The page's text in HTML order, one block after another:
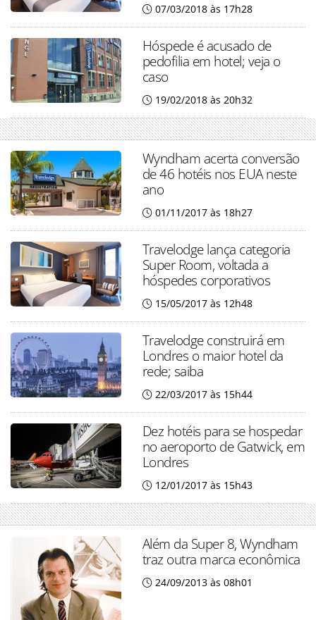
07/03/2018 às 17h28
Hóspede é acusado de
pedofilia em hotel; veja o
caso
19/02/2018 às 20h32
Wyndham acerta conversão
de 46 hotéis nos EUA neste
ano
01/11/2017 às 18h27
Travelodge lança categoria
Super Room, voltada a
hóspedes corporativos
15/05/2017 às 12h48
Travelodge construirá em
Londres o maior hotel da
rede; saiba
22/03/2017 às 15h44
Dez hotéis para se hospedar
no aeroporto de Gatwick, em
Londres
12/01/2017 às 15h43
Além da Super 8, Wyndham
traz outra marca econômica
24/09/2013 às 08h01